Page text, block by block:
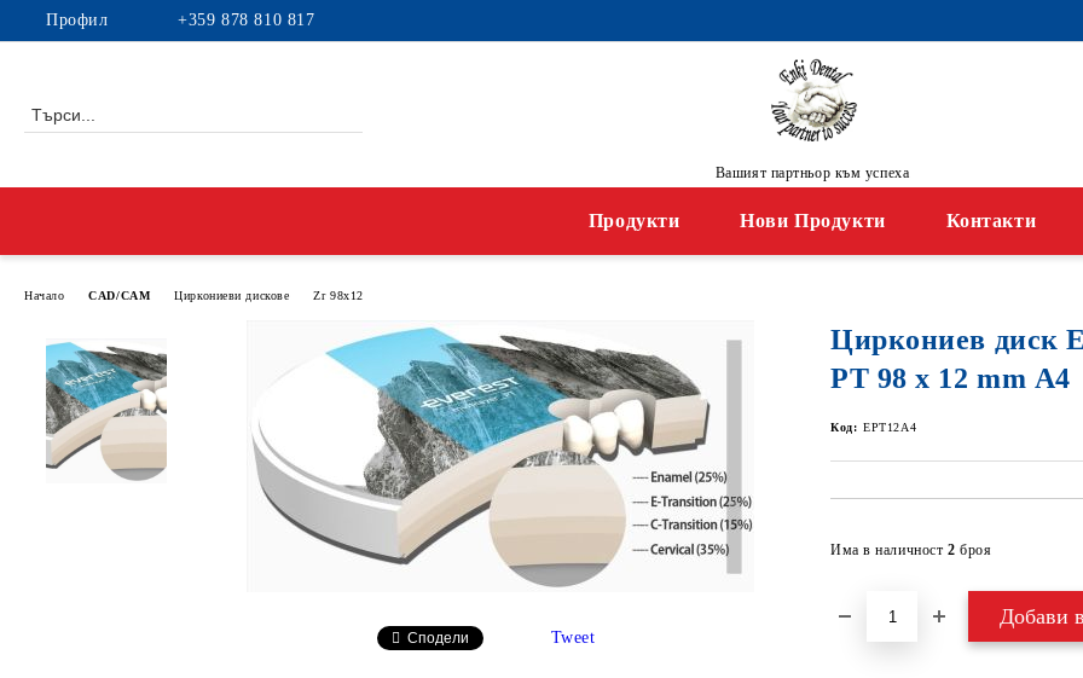
Профил +359 878 810 817
Вашият партньор към успеха
Продукти Нови Продукти Контакти
Начало CAD/CAM Циркониеви дискове Zr 98x12
Циркониев диск
PT 98 x 12 mm А4
Код: EPT12A4
Има в наличност 2 броя
Сподели Tweet